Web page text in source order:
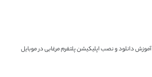
آموزش دانلود و نصب اپلیکیشن پلتفرم مرغابی در موبایل